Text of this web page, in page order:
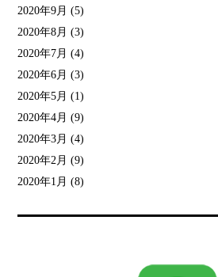
2020年9月 (5)
2020年8月 (3)
2020年7月 (4)
2020年6月 (3)
2020年5月 (1)
2020年4月 (9)
2020年3月 (4)
2020年2月 (9)
2020年1月 (8)